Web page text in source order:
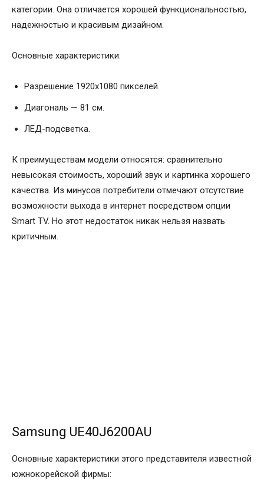
категории. Она отличается хорошей функциональностью,
надежностью и красивым дизайном.
Основные характеристики:
Разрешение 1920х1080 пикселей.
Диагональ — 81 см.
ЛЕД-подсветка.
К преимуществам модели относятся: сравнительно
невысокая стоимость, хороший звук и картинка хорошего
качества. Из минусов потребители отмечают отсутствие
возможности выхода в интернет посредством опции
Smart TV. Но этот недостаток никак нельзя назвать
критичным.
Samsung UE40J6200AU
Основные характеристики этого представителя известной
южнокорейской фирмы: